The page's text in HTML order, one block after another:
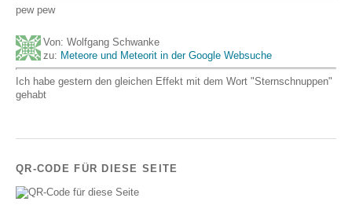
pew pew
Von: Wolfgang Schwanke
zu: Meteore und Meteorit in der Google Websuche
Ich habe gestern den gleichen Effekt mit dem Wort "Sternschnuppen"
gehabt
QR-CODE FÜR DIESE SEITE